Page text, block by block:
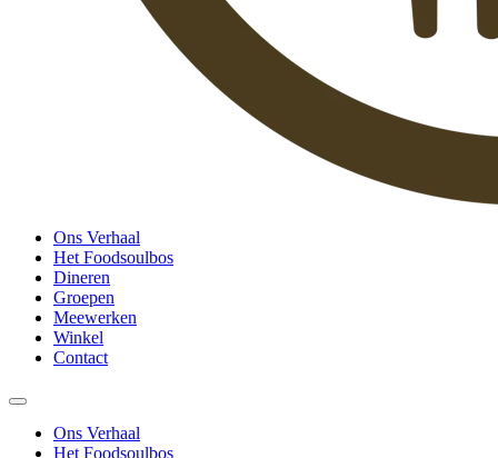
Ons Verhaal
Het Foodsoulbos
Dineren
Groepen
Meewerken
Winkel
Contact
Ons Verhaal
Het Foodsoulbos